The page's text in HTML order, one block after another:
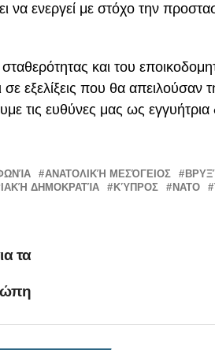
να ενεργεί με στόχο την
και του
εξελίξεις που θα απειλούσαν
τις ευθύνες μας ως εγγυήτρια
ΑΝΑΤΟΛΙΚΉ ΜΕΣΌΓΕΙΟΣ
ΔΗΜΟΚΡΑΤΊΑ ΚΎΠΡΟΣ ΝΑΤΟ
τα